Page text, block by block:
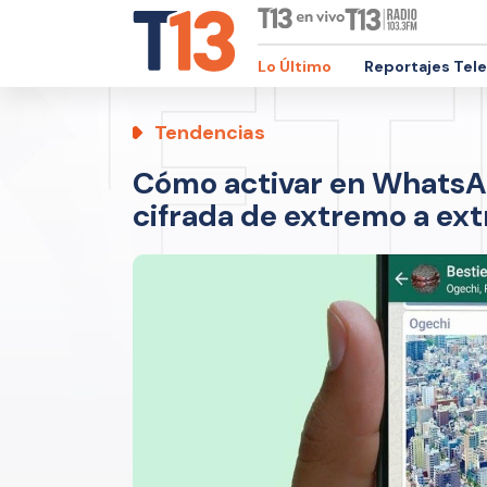
Lo Último Reportajes
Tendencias
Cómo activar en
cifrada de extremo a